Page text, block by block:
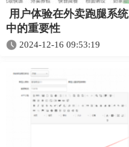
用户体验在外卖跑腿系统
中的重要性
2024-12-16 09:53:19